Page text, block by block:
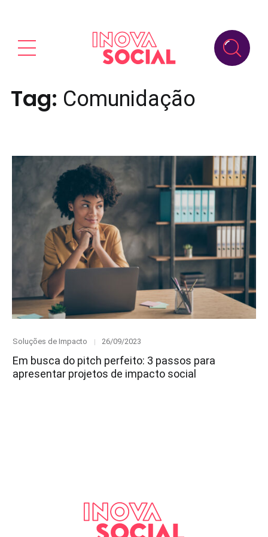
Tag: Comunidação
Category
Soluções de Impacto
Posted
26/09/2023
Em busca do pitch perfeito: 3 passos para
apresentar projetos de impacto social